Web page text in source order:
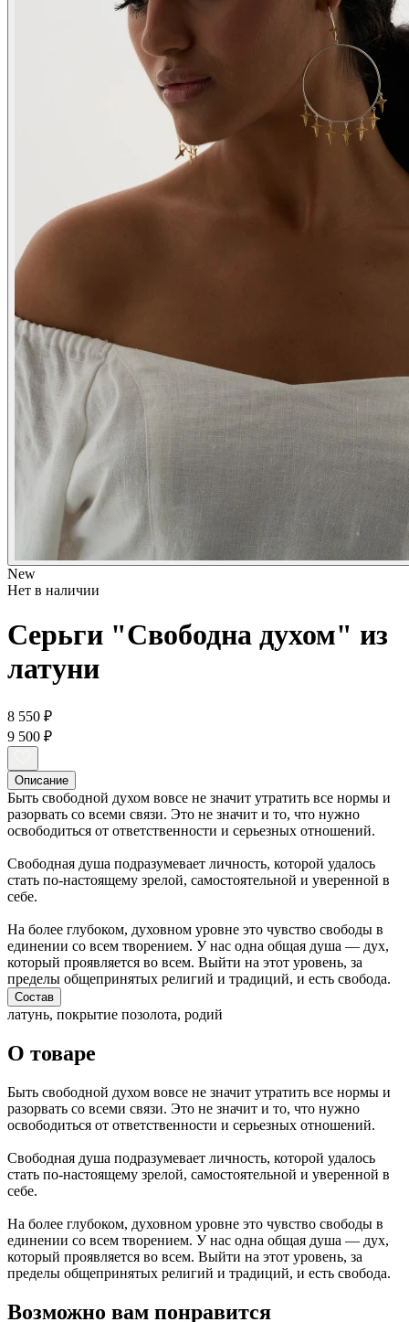
New
Нет в наличии
Серьги "Свободна духом" из
латуни
8 550 ₽
9 500 ₽
Описание
Быть свободной духом вовсе не значит утратить все нормы и
разорвать со всеми связи. Это не значит и то, что нужно
освободиться от ответственности и серьезных отношений.
Свободная душа подразумевает личность, которой удалось
стать по-настоящему зрелой, самостоятельной и уверенной в
себе.
На более глубоком, духовном уровне это чувство свободы в
единении со всем творением. У нас одна общая душа — дух,
который проявляется во всем. Выйти на этот уровень, за
пределы общепринятых религий и традиций, и есть свобода.
Состав
латунь, покрытие позолота, родий
О товаре
Быть свободной духом вовсе не значит утратить все нормы и
разорвать со всеми связи. Это не значит и то, что нужно
освободиться от ответственности и серьезных отношений.
Свободная душа подразумевает личность, которой удалось
стать по-настоящему зрелой, самостоятельной и уверенной в
себе.
На более глубоком, духовном уровне это чувство свободы в
единении со всем творением. У нас одна общая душа — дух,
который проявляется во всем. Выйти на этот уровень, за
пределы общепринятых религий и традиций, и есть свобода.
Возможно вам понравится